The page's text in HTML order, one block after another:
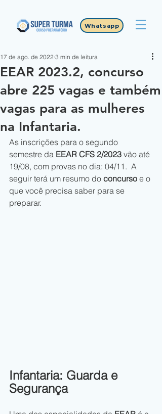
Whatsapp
EEAR 2023.2, concurso
abre 225 vagas e também
vagas para as mulheres
na Infantaria.
17 de ago. de 2022 3 min de leitura
As inscrições para o segundo
semestre da EEAR CFS 2/2023 vão até
19/08, com provas no dia: 04/11.  A
seguir terá um resumo do concurso e o
que você precisa saber para se
preparar.
Infantaria: Guarda e
Segurança